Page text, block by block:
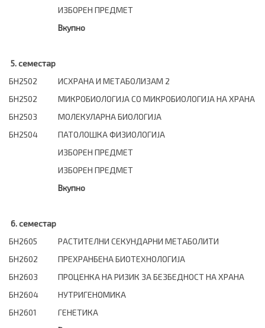
ИЗБОРЕН ПРЕДМЕТ
Вкупно
5. семестар
БН2502
ИСХРАНА И МЕТАБОЛИЗАМ 2
БН2502
МИКРОБИОЛОГИЈА СО МИКРОБИОЛОГИЈА НА ХРАНА
БН2503
МОЛЕКУЛАРНА БИОЛОГИЈА
БН2504
ПАТОЛОШКА ФИЗИОЛОГИЈА
ИЗБОРЕН ПРЕДМЕТ
ИЗБОРЕН ПРЕДМЕТ
Вкупно
6. семестар
БН2605
РАСТИТЕЛНИ СЕКУНДАРНИ МЕТАБОЛИТИ
БН2602
ПРЕХРАНБЕНА БИОТЕХНОЛОГИЈА
БН2603
ПРОЦЕНКА НА РИЗИК ЗА БЕЗБЕДНОСТ НА ХРАНА
БН2604
НУТРИГЕНОМИКА
БН2601
ГЕНЕТИКА